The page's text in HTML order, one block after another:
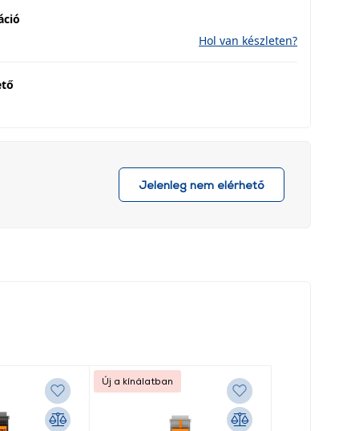
Hol van készleten?
Jelenleg nem elérhető
Új a kínálatban